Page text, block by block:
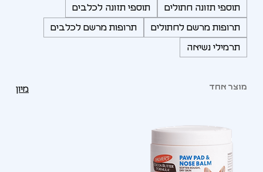
תוספי תזונה חתולים תוספי תזונה לכלבים
תרופות מרשם לחתולים תרופות מרשם לכלבים
תרמילי נשיאה
מוצר אחד מיון